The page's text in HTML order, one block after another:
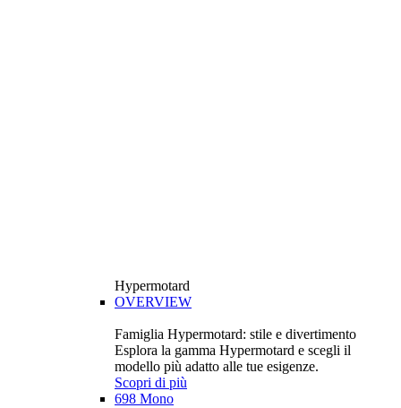
Hypermotard
OVERVIEW
Famiglia Hypermotard: stile e divertimento
Esplora la gamma Hypermotard e scegli il
modello più adatto alle tue esigenze.
Scopri di più
698 Mono